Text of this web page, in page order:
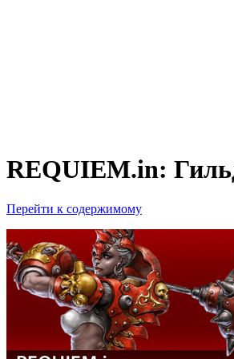
REQUIEM.in:
Перейти к содержимому